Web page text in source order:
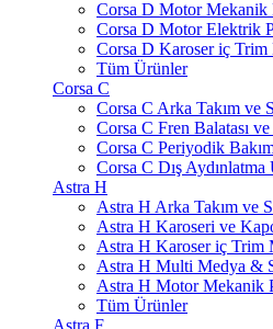
Corsa D Motor Mekanik
Corsa D Motor Elektrik
Corsa D Karoser iç Trim
Tüm Ürünler
Corsa C
Corsa C Arka Takım ve
Corsa C Fren Balatası
Corsa C Periyodik
Corsa C Dış
Astra H
Astra H Arka Takım ve
Astra H Karoseri ve
Astra H Karoser iç Trim
Astra H Multi Medya &
Astra H Motor Mekanik
Tüm Ürünler
Astra F